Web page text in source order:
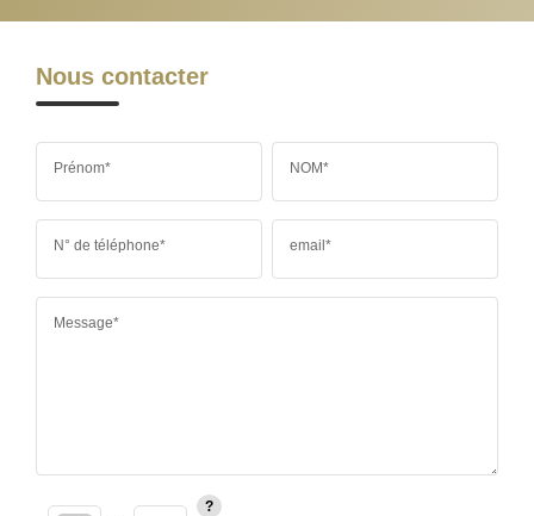
Nous contacter
Prénom* NOM*
N° de téléphone* email*
Message*